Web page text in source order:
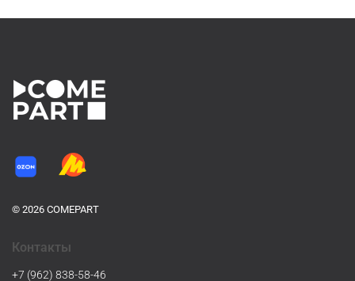
© 2026 COMEPART
Контакты
+7 (962) 838-58-46